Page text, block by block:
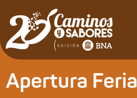
Apertura Feria